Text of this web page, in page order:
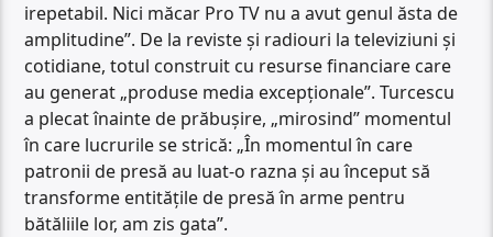
irepetabil. Nici măcar Pro TV nu a avut genul ăsta de
amplitudine”. De la reviste și radiouri la televiziuni și
cotidiane, totul construit cu resurse financiare care
au generat „produse media excepționale”. Turcescu
a plecat înainte de prăbușire, „mirosind” momentul
în care lucrurile se strică: „În momentul în care
patronii de presă au luat-o razna și au început să
transforme entitățile de presă în arme pentru
bătăliile lor, am zis gata”.